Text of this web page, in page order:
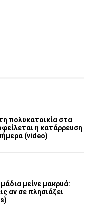
πολυκατοικία στα
η κατάρρευση
(video)
μείνε μακρυά:
αν σε πλησιάζει